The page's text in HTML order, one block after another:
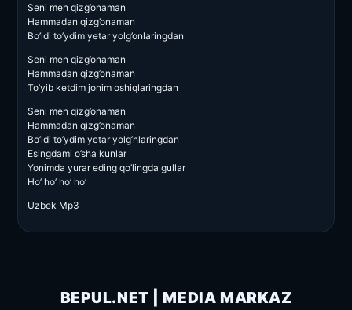
Seni men qizg’onaman
Hammadan qizg’onaman
Bo’ldi to’ydim yetar yolg’onlaringdan
Seni men qizg’onaman
Hammadan qizg’onaman
To’yib ketdim jonim oshiqlaringdan
Seni men qizg’onaman
Hammadan qizg’onaman
Bo’ldi to’ydim yetar yolg’nlaringdan
Esingdami o’sha kunlar
Yonimda yurar eding qo’lingda gullar
Ho’ ho’ ho’ ho’
Uzbek Mp3
BEPUL.NET | MEDIA MARKAZ